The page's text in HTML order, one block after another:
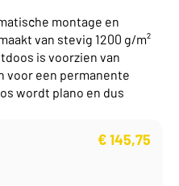
montage en
van stevig 1200 g/m²
is voorzien van
voor een permanente
wordt plano en dus
€145,75